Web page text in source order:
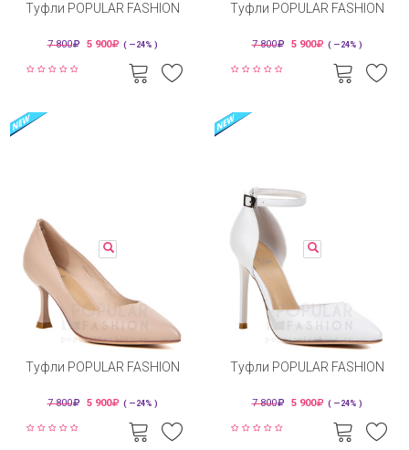
Туфли POPULAR FASHION
7 800 5 900 ( —24% )
Туфли POPULAR FASHION
7 800 5 900 ( —24% )
Туфли POPULAR FASHION
7 800 5 900 ( —24% )
Туфли POPULAR FASHION
7 800 5 900 ( —24% )